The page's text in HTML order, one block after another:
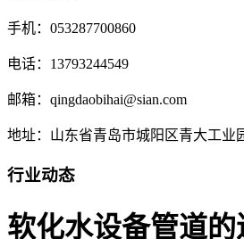
手机：053287700860
电话：13793244549
邮箱：qingdaobihai@sian.com
地址：山东省青岛市城阳区青大工业
行业动态
软化水设备管道